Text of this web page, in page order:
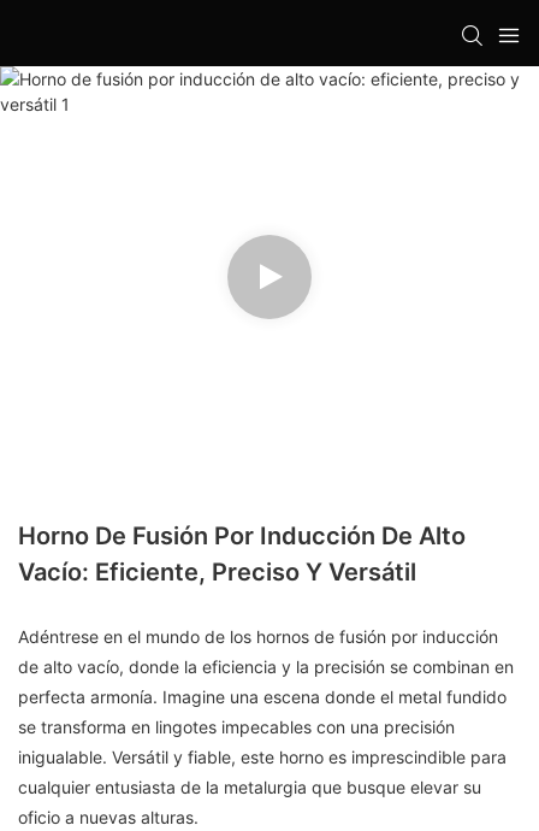
Horno De Fusión Por Inducción De Alto
Vacío: Eficiente, Preciso Y Versátil
Adéntrese en el mundo de los hornos de fusión por inducción
de alto vacío, donde la eficiencia y la precisión se combinan en
perfecta armonía. Imagine una escena donde el metal fundido
se transforma en lingotes impecables con una precisión
inigualable. Versátil y fiable, este horno es imprescindible para
cualquier entusiasta de la metalurgia que busque elevar su
oficio a nuevas alturas.